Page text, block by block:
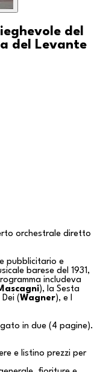
del
del Levante
orchestrale diretto
pubblicitario e
barese del 1931,
includeva
), la Sesta
Dei (Wagner), e
in due (4 pagine).
e listino prezzi per